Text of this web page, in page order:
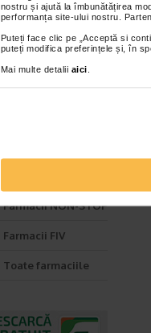
nostru și ajută la îmbunătățirea
performanța site-ului nostru.
Puteți face clic pe „Acceptă si
puteți modifica preferințele și, în
Mai multe detalii aici
din prima clipa
Seturi cadou
Baylis&Harding
Farmacii NON-STOP
Farmacii FIV
Toate farmaciile